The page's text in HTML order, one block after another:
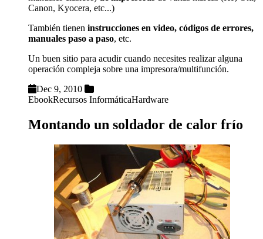
Canon, Kyocera, etc...)
También tienen instrucciones en video, códigos de errores,
manuales paso a paso, etc.
Un buen sitio para acudir cuando necesites realizar alguna
operación compleja sobre una impresora/multifunción.
Dec 9, 2010
EbookRecursos InformáticaHardware
Montando un soldador de calor frío